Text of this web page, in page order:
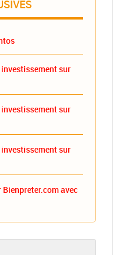
investissement sur
investissement sur
investissement sur
avec